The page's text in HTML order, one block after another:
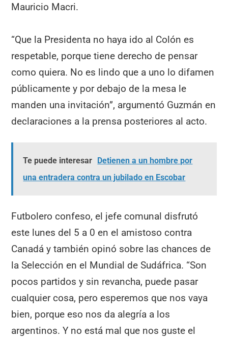
Mauricio Macri.
“Que la Presidenta no haya ido al Colón es
respetable, porque tiene derecho de pensar
como quiera. No es lindo que a uno lo difamen
públicamente y por debajo de la mesa le
manden una invitación”, argumentó Guzmán en
declaraciones a la prensa posteriores al acto.
Te puede interesar Detienen a un hombre por
una entradera contra un jubilado en Escobar
Futbolero confeso, el jefe comunal disfrutó
este lunes del 5 a 0 en el amistoso contra
Canadá y también opinó sobre las chances de
la Selección en el Mundial de Sudáfrica. “Son
pocos partidos y sin revancha, puede pasar
cualquier cosa, pero esperemos que nos vaya
bien, porque eso nos da alegría a los
argentinos. Y no está mal que nos guste el